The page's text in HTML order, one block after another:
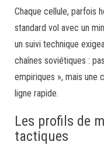
Chaque cellule, parfois
standard vol avec un
un suivi technique
chaînes soviétiques :
empiriques », mais une
ligne rapide.
Les profils de
tactiques